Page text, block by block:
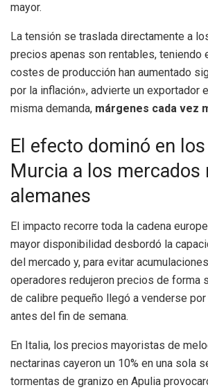
mayor.
La tensión se traslada directamente a
precios apenas son rentables, teniendo
costes de producción han aumentado
por la inflación», advierte un exportador
misma demanda, márgenes cada vez
El efecto dominó en
Murcia a los mercados
alemanes
El impacto recorre toda la cadena
mayor disponibilidad desbordó la
del mercado y, para evitar
operadores redujeron precios de forma
de calibre pequeño llegó a venderse
antes del fin de semana.
En Italia, los precios mayoristas de
nectarinas cayeron un 10% en una sola
tormentas de granizo en Apulia